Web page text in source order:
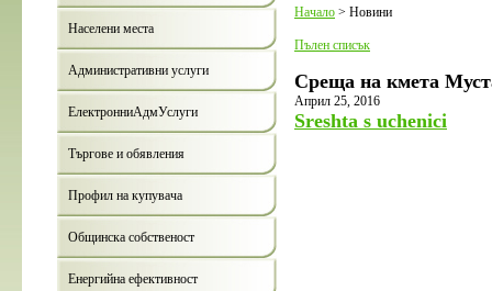
Населени места
Административни услуги
ЕлектронниАдмУслуги
Търгове и обявления
Профил на купувача
Общинска собственост
Енергийна ефективност
Начало > Новини
Пълен списък
Среща на кмета
Април 25, 2016
Sreshta s uchenici